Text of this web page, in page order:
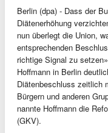
Berlin (dpa) - Dass der
Diätenerhöhung
nun überlegt die Union,
entsprechenden
richtige Signal zu
Hoffmann in Berlin
Diätenbeschluss zeitlich
Bürgern und anderen
nannte Hoffmann die
(GKV).